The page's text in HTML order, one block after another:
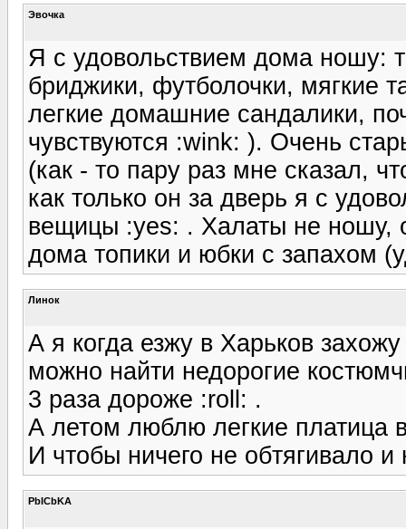
Эвочка
Я с удовольствием дома ношу:
бриджики, футболочки, мягкие
легкие домашние сандалики,
чувствуются :wink: ). Очень
(как - то пару раз мне сказал,
как только он за дверь я с
вещицы :yes: . Халаты не ношу,
дома топики и юбки с запахом
Линок
А я когда езжу в Харьков
можно найти недорогие
3 раза дороже :roll: .
А летом люблю легкие платица
И чтобы ничего не обтягивало
PbICbKA